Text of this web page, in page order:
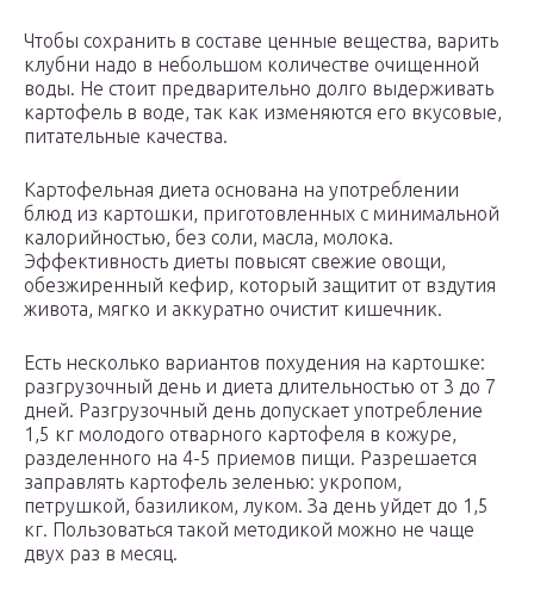
Чтобы сохранить в составе ценные вещества, варить
клубни надо в небольшом количестве очищенной
воды. Не стоит предварительно долго выдерживать
картофель в воде, так как изменяются его вкусовые,
питательные качества.
Картофельная диета основана на употреблении
блюд из картошки, приготовленных с минимальной
калорийностью, без соли, масла, молока.
Эффективность диеты повысят свежие овощи,
обезжиренный кефир, который защитит от вздутия
живота, мягко и аккуратно очистит кишечник.
Есть несколько вариантов похудения на картошке:
разгрузочный день и диета длительностью от 3 до 7
дней. Разгрузочный день допускает употребление
1,5 кг молодого отварного картофеля в кожуре,
разделенного на 4-5 приемов пищи. Разрешается
заправлять картофель зеленью: укропом,
петрушкой, базиликом, луком. За день уйдет до 1,5
кг. Пользоваться такой методикой можно не чаще
двух раз в месяц.